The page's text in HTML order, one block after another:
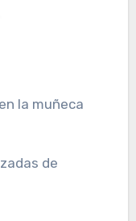
la muñeca
de